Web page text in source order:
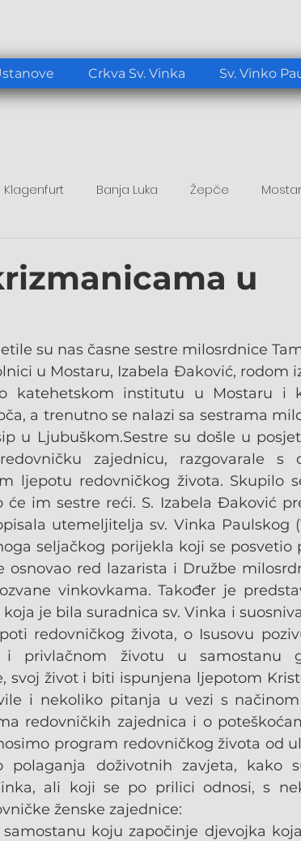
Crkva Sv. Vinka Sv. Vinko
Klagenfurt Banja Luka Žepče Mostar
u
su nas časne sestre milosrdnice
u Mostaru, Izabela Đaković, rodom
katehetskom institutu u Mostaru i
a trenutno se nalazi sa sestrama
u Ljubuškom.Sestre su došle u
zajednicu, razgovarale s
ljepotu redovničkog života. Skupilo
im sestre reći. S. Izabela Đaković
utemeljitelja sv. Vinka Paulskog
seljačkog porijekla koji se posvetio
red lazarista i Družbe
vinkovkama. Također je
koja je bila suradnica sv. Vinka i
redovničkog života, o Isusovu
i privlačnom životu u samostanu
svoj život i biti ispunjena ljepotom
i nekoliko pitanja u vezi s
redovničkih zajednica i o
program redovničkog života od
doživotnih zavjeta, kako
ali koji se po prilici odnosi, s
ženske zajednice:
samostanu koju započinje djevojka